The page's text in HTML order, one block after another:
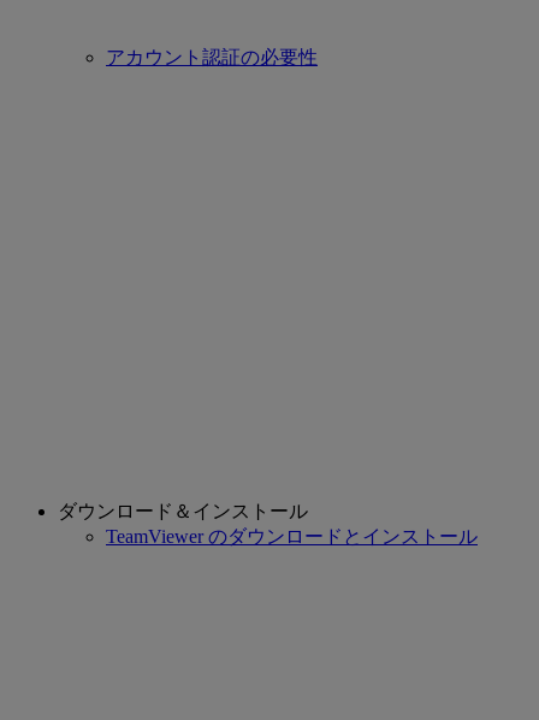
アカウント認証の必要性
ダウンロード＆インストール
TeamViewer のダウンロードとインストール